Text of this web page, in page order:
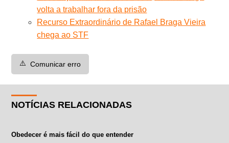
volta a trabalhar fora da prisão
Recurso Extraordinário de Rafael Braga Vieira
chega ao STF
⚠️ Comunicar erro
NOTÍCIAS RELACIONADAS
Obedecer é mais fácil do que entender